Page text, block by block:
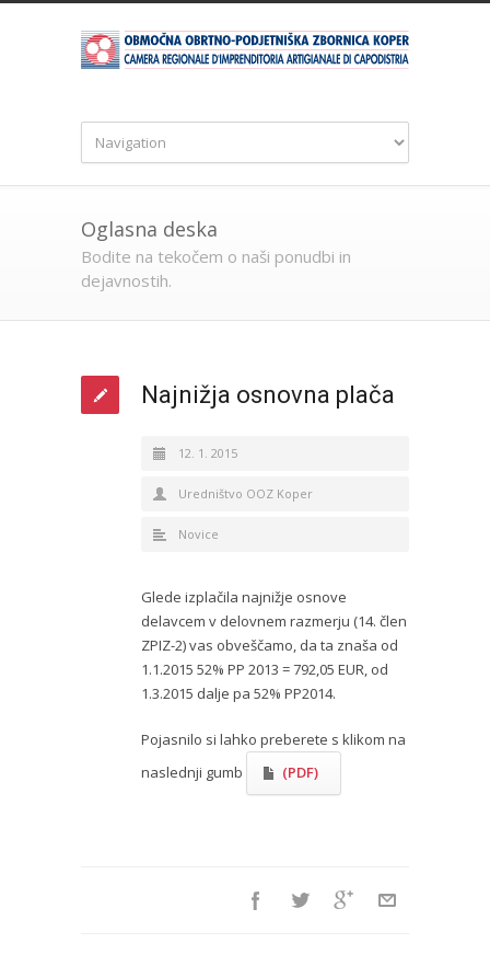
Oglasna deska
Bodite na tekočem o naši ponudbi in
dejavnostih.
Najnižja osnovna plača
12. 1. 2015
Uredništvo OOZ Koper
Novice
Glede izplačila najnižje osnove
delavcem v delovnem razmerju (14. člen
ZPIZ-2) vas obveščamo, da ta znaša od
1.1.2015 52% PP 2013 = 792,05 EUR, od
1.3.2015 dalje pa 52% PP2014.
Pojasnilo si lahko preberete s klikom na
naslednji gumb
(PDF)